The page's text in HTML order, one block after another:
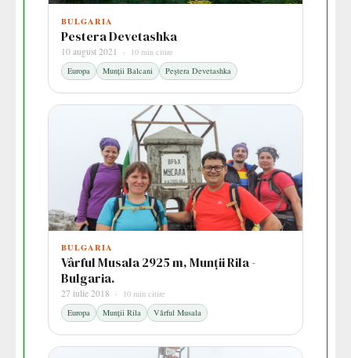
BULGARIA
Pestera Devetashka
10 august 2021 ·
10 min citire
Europa
Munții Balcani Peștera Devetashka
BULGARIA
Vârful Musala 2925 m, Munții Rila -
Bulgaria.
27 iulie 2018 ·
10 min citire
Europa
Munții Rila Vârful Musala